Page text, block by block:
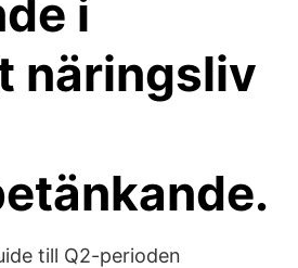
i
näringsliv
till Q2-perioden